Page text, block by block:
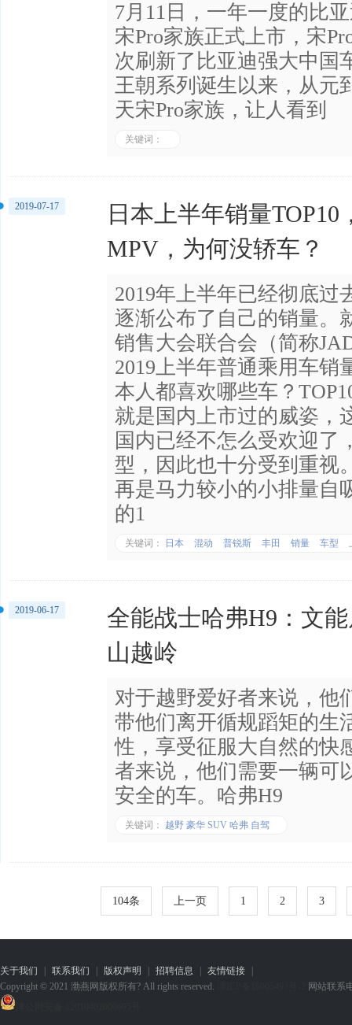
7月11日，一年一度的比
宋Pro家族正式上市，宋
次刷新了比亚迪强大中国
王朝系列诞生以来，从元
天宋Pro家族，让人看到
关键词：
日本上半年销量
MPV，为何没轿车？
2019年上半年已经彻底过
逐渐公布了自己的销量。
销售大会联合会（简称
2019上半年普通乘用车销
本人都喜欢哪些车？
就是国内上市过的威姿，
国内已经不怎么受欢迎了
型，因此也十分受到重视
再是马力较小的小排量自
的1
关键词： 日本 混动 普锐斯 丰田 销量 车型
2019-07-17
全能战士哈弗H9：文
山越岭
对于越野爱好者来说，他
带他们离开循规蹈矩的生
性，享受征服大自然的快
者来说，他们需要一辆可
安全的车。哈弗H9
关键词： 越野 豪华 SUV 哈弗 自驾
2019-06-17
104条 上一页 1 2 3
关于我们 联系我们 版权声明 招聘信息 友情链接
Copyright © 2021 渤燕网版权所有? All rights reserved.
网站联系